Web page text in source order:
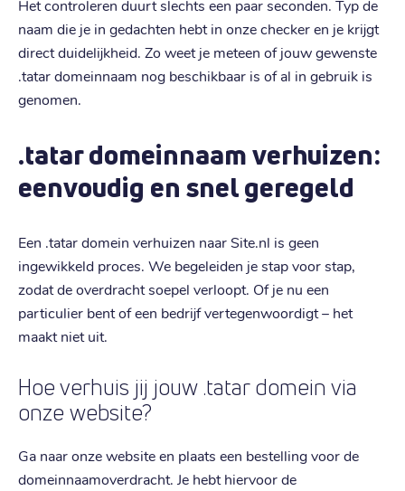
Het controleren duurt slechts een paar seconden. Typ de
naam die je in gedachten hebt in onze checker en je krijgt
direct duidelijkheid. Zo weet je meteen of jouw gewenste
.tatar domeinnaam nog beschikbaar is of al in gebruik is
genomen.
.tatar domeinnaam verhuizen:
eenvoudig en snel geregeld
Een .tatar domein verhuizen naar Site.nl is geen
ingewikkeld proces. We begeleiden je stap voor stap,
zodat de overdracht soepel verloopt. Of je nu een
particulier bent of een bedrijf vertegenwoordigt – het
maakt niet uit.
Hoe verhuis jij jouw .tatar domein via
onze website?
Ga naar onze website en plaats een bestelling voor de
domeinnaamoverdracht. Je hebt hiervoor de